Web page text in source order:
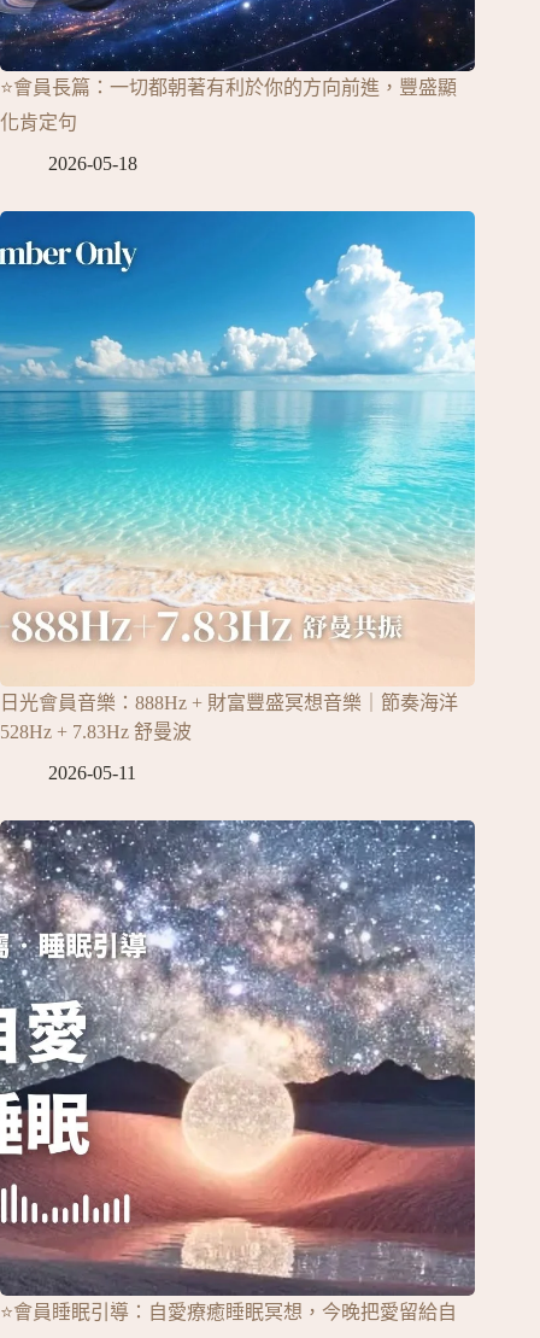
⭐會員長篇：一切都朝著有利於你的方向前進，豐盛顯
化肯定句
2026-05-18
日光會員音樂：888Hz + 財富豐盛冥想音樂｜節奏海洋
528Hz + 7.83Hz 舒曼波
2026-05-11
⭐會員睡眠引導：自愛療癒睡眠冥想，今晚把愛留給自